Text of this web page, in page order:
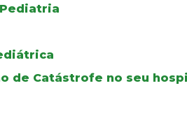
de Catástrofe no seu